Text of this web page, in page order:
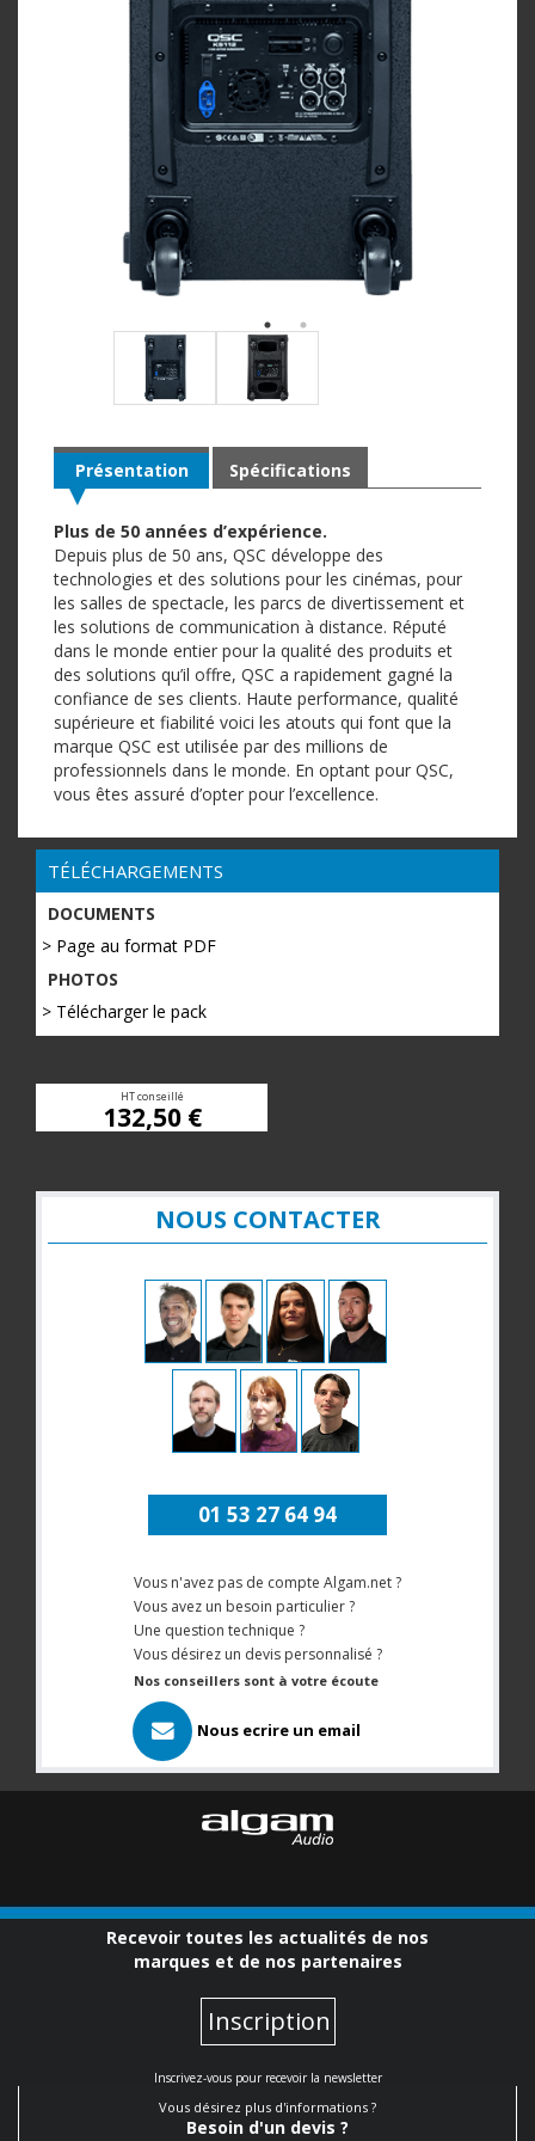
Présentation
Plus de 50 années d’expérience.
Depuis plus de 50 ans, QSC développe des
technologies et des solutions pour les cinémas, pour
les salles de spectacle, les parcs de divertissement et
les solutions de communication à distance. Réputé
dans le monde entier pour la qualité des produits et
des solutions qu’il offre, QSC a rapidement gagné la
confiance de ses clients. Haute performance, qualité
supérieure et fiabilité voici les atouts qui font que la
marque QSC est utilisée par des millions de
professionnels dans le monde. En optant pour QSC,
vous êtes assuré d’opter pour l’excellence.
Spécifications
TÉLÉCHARGEMENTS
DOCUMENTS
> Page au format PDF
PHOTOS
> Télécharger le pack
HT conseillé
132,50 €
NOUS CONTACTER
01 53 27 64 94
Vous n'avez pas de compte Algam.net ?
Vous avez un besoin particulier ?
Une question technique ?
Vous désirez un devis personnalisé ?
Nos conseillers sont à votre écoute
Nous ecrire un email
Recevoir toutes les actualités de nos
marques et de nos partenaires
Inscription
Inscrivez-vous pour recevoir la newsletter
Vous désirez plus d'informations ?
Besoin d'un devis ?